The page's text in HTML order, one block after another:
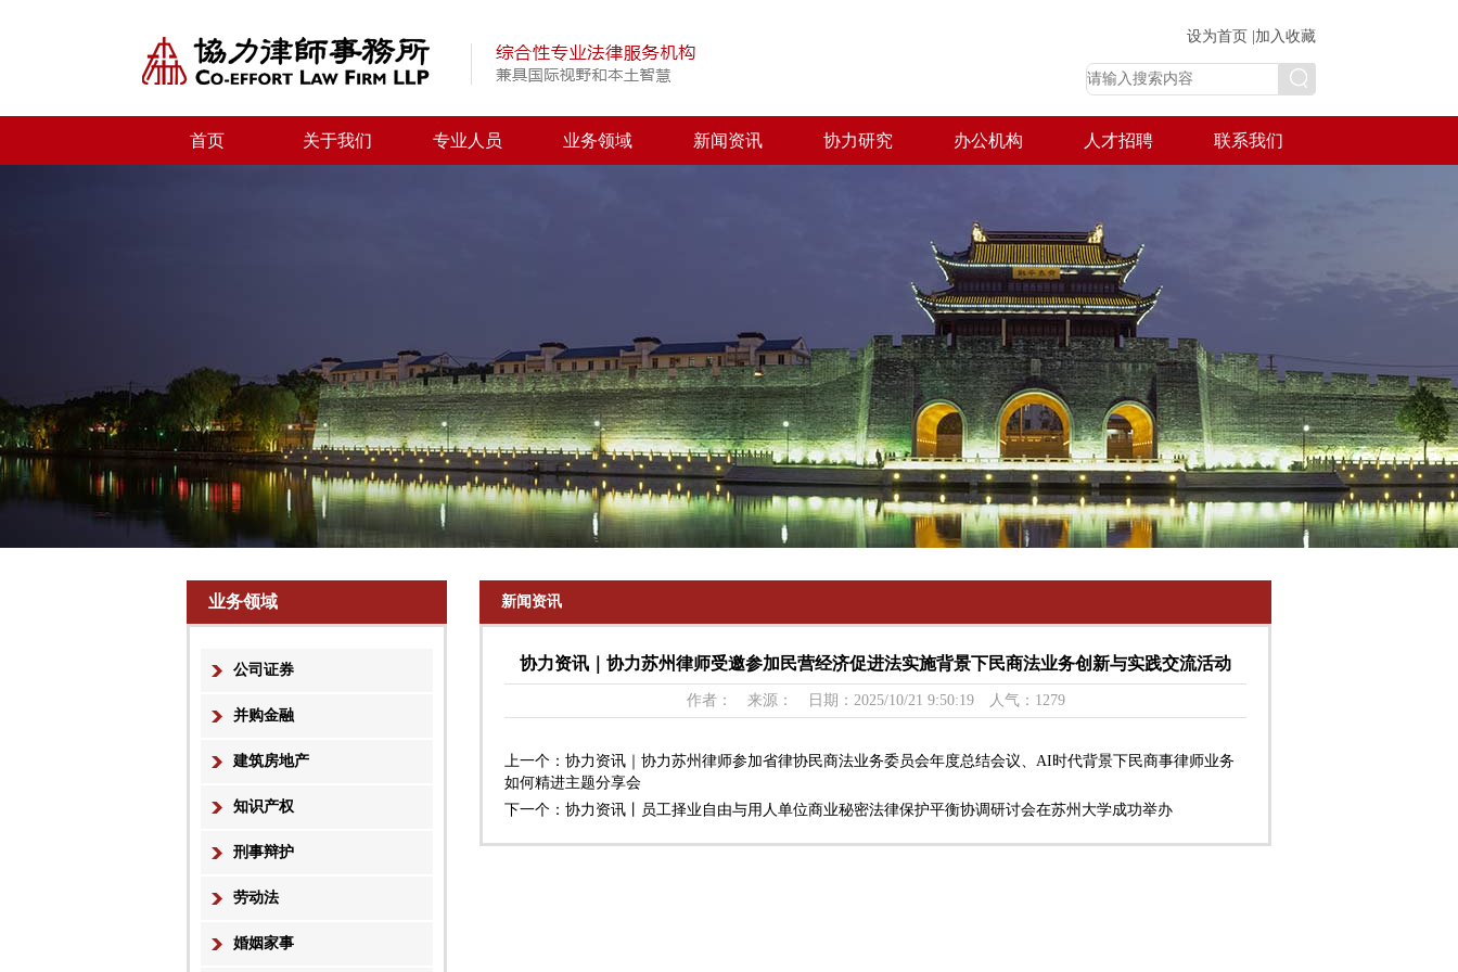
设为首页 | 加入收藏
首页 关于我们 专业人员 业务领域 新闻资讯 协力研究 办公机构 人才招聘 联系我们
业务领域
公司证券
并购金融
建筑房地产
知识产权
刑事辩护
劳动法
婚姻家事
新闻资讯
协力资讯｜协力苏州律师受邀参加民营经济促进法实施背景下民商法业务创新与实践交流活动
作者： 来源： 日期：2025/10/21 9:50:19 人气：1279
上一个： 协力资讯｜协力苏州律师参加省律协民商法业务委员会年度总结会议、AI时代背景下民商事律师业务
如何精进主题分享会
下一个： 协力资讯丨员工择业自由与用人单位商业秘密法律保护平衡协调研讨会在苏州大学成功举办